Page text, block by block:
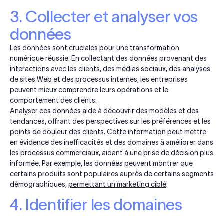
3. Collecter et analyser vos
données
Les données sont cruciales pour une transformation
numérique réussie. En collectant des données provenant des
interactions avec les clients, des médias sociaux, des analyses
de sites Web et des processus internes, les entreprises
peuvent mieux comprendre leurs opérations et le
comportement des clients.
Analyser ces données aide à découvrir des modèles et des
tendances, offrant des perspectives sur les préférences et les
points de douleur des clients. Cette information peut mettre
en évidence des inefficacités et des domaines à améliorer dans
les processus commerciaux, aidant à une prise de décision plus
informée. Par exemple, les données peuvent montrer que
certains produits sont populaires auprès de certains segments
démographiques,permettant un marketing ciblé.
4. Identifier les domaines